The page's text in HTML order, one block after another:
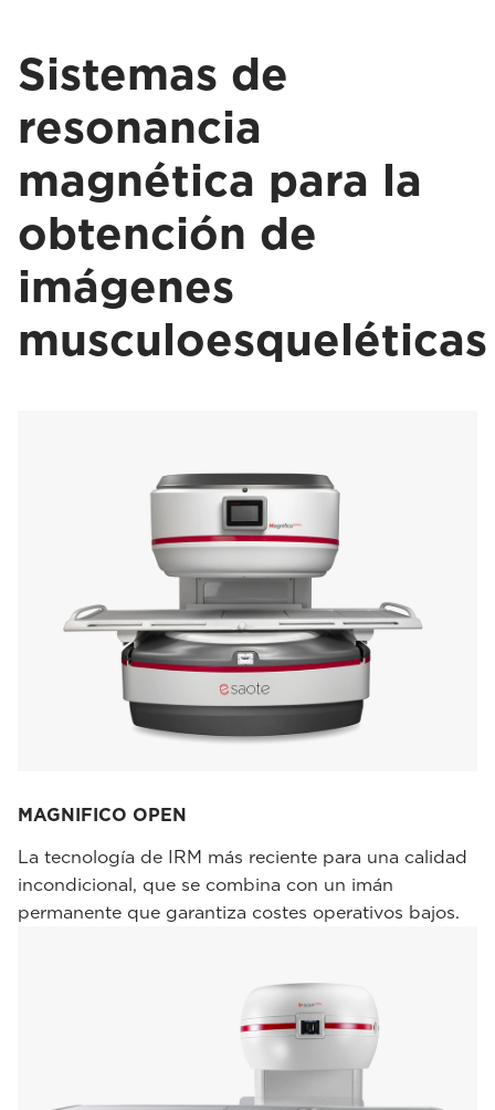
Sistemas de
resonancia
magnética para la
obtención de
imágenes
musculoesqueléticas
MAGNIFICO OPEN
La tecnología de IRM más reciente para una calidad
incondicional, que se combina con un imán
permanente que garantiza costes operativos bajos.